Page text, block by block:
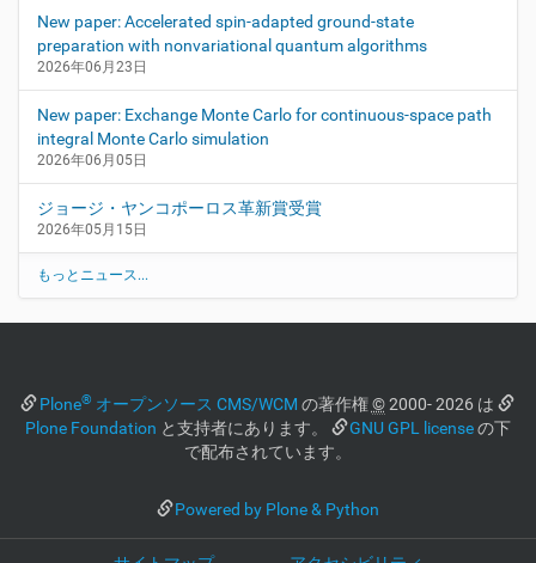
New paper: Accelerated spin-adapted ground-state
preparation with nonvariational quantum algorithms
2026年06月23日
New paper: Exchange Monte Carlo for continuous-space path
integral Monte Carlo simulation
2026年06月05日
ジョージ・ヤンコポーロス革新賞受賞
2026年05月15日
もっとニュース...
Plone® オープンソース CMS/WCM の著作権©2000- 2026 は
Plone Foundation と支持者にあります。 GNU GPL licenseの下
で配布されています。
Powered by Plone & Python